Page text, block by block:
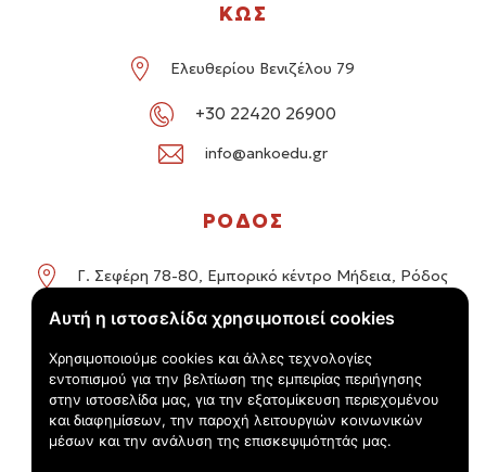
Αυτή η ιστοσελίδα χρησιμοποιεί cookies
Χρησιμοποιούμε cookies και άλλες τεχνολογίες
εντοπισμού για την βελτίωση της εμπειρίας περιήγησης
στην ιστοσελίδα μας, για την εξατομίκευση περιεχομένου
και διαφημίσεων, την παροχή λειτουργιών κοινωνικών
μέσων και την ανάλυση της επισκεψιμότητάς μας.
ΚΩΣ
Ελευθερίου Βενιζέλου 79
+30 22420 26900
info@ankoedu.gr
ΡΟΔΟΣ
Γ. Σεφέρη 78-80, Εμπορικό κέντρο Μήδεια, Ρόδος
+30 22414 01016 / +30 22410 62488
info@ankoedu.gr